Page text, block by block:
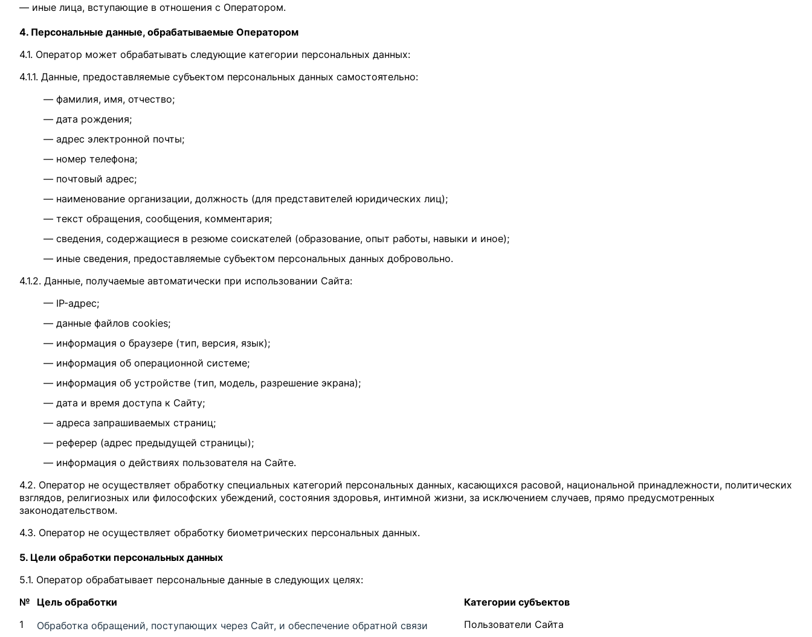
— иные лица, вступающие в отношения с Оператором.
4. Персональные данные, обрабатываемые Оператором
4.1. Оператор может обрабатывать следующие категории персональных данных:
4.1.1. Данные, предоставляемые субъектом персональных данных самостоятельно:
— фамилия, имя, отчество;
— дата рождения;
— адрес электронной почты;
— номер телефона;
— почтовый адрес;
— наименование организации, должность (для представителей юридических лиц);
— текст обращения, сообщения, комментария;
— сведения, содержащиеся в резюме соискателей (образование, опыт работы, навыки и иное);
— иные сведения, предоставляемые субъектом персональных данных добровольно.
4.1.2. Данные, получаемые автоматически при использовании Сайта:
— IP-адрес;
— данные файлов cookies;
— информация о браузере (тип, версия, язык);
— информация об операционной системе;
— информация об устройстве (тип, модель, разрешение экрана);
— дата и время доступа к Сайту;
— адреса запрашиваемых страниц;
— реферер (адрес предыдущей страницы);
— информация о действиях пользователя на Сайте.
4.2. Оператор не осуществляет обработку специальных категорий персональных данных, касающихся расовой, национальной принадлежности, политических
взглядов, религиозных или философских убеждений, состояния здоровья, интимной жизни, за исключением случаев, прямо предусмотренных
законодательством.
4.3. Оператор не осуществляет обработку биометрических персональных данных.
5. Цели обработки персональных данных
5.1. Оператор обрабатывает персональные данные в следующих целях:
№
Цель обработки
Категории субъектов
1
Обработка обращений, поступающих через Сайт, и обеспечение обратной связи
Пользователи Сайта